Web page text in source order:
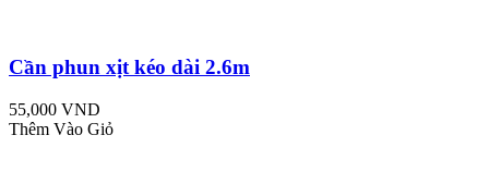
Cần phun xịt kéo dài 2.6m
55,000 VND
Thêm Vào Giỏ